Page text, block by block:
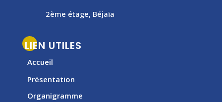
2ème étage, Béjaïa
LIEN UTILES
Accueil
Présentation
Organigramme